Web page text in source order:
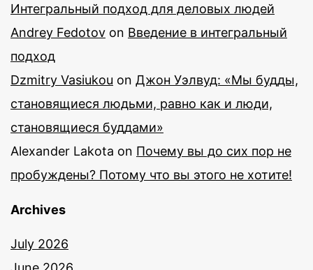
Интегральный подход для деловых людей
Andrey Fedotov on Введение в интегральный
подход
Dzmitry Vasiukou on Джон Уэлвуд: «Мы будды,
становящиеся людьми, равно как и люди,
становящиеся буддами»
Alexander Lakota on Почему вы до сих пор не
пробуждены? Потому что вы этого не хотите!
Archives
July 2026